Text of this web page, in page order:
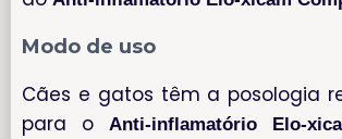
Modo de uso
Cães e gatos têm a posologia
para o
Anti-inflamatório Elo-